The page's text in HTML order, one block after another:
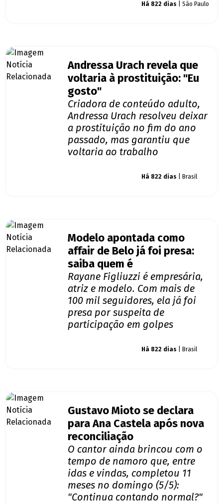
Há 822 dias | São Paulo
Andressa Urach revela que
voltaria à prostituição: "Eu
gosto"
Criadora de conteúdo adulto,
Andressa Urach resolveu deixar
a prostituição no fim do ano
passado, mas garantiu que
voltaria ao trabalho
Há 822 dias | Brasil
Modelo apontada como
affair de Belo já foi presa:
saiba quem é
Rayane Figliuzzi é empresária,
atriz e modelo. Com mais de
100 mil seguidores, ela já foi
presa por suspeita de
participação em golpes
Há 822 dias | Brasil
Gustavo Mioto se declara
para Ana Castela após nova
reconciliação
O cantor ainda brincou com o
tempo de namoro que, entre
idas e vindas, completou 11
meses no domingo (5/5):
"Continua contando normal?"